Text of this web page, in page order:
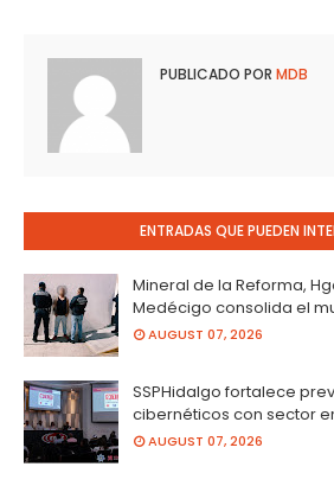
PUBLICADO POR MDB
ENTRADAS QUE PUEDEN
Mineral de la Reforma,
Medécigo consolida el
AUGUST 07, 2026
SSPHidalgo fortalece
cibernéticos con sector
AUGUST 07, 2026